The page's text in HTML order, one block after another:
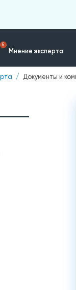
5
Мнение эксперта
Документы и